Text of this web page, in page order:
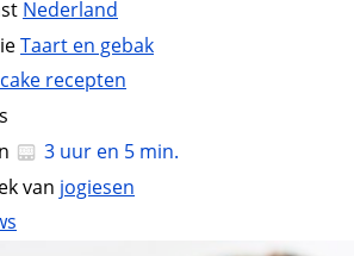
Nederland
Taart en gebak
recepten
3 uur en 5 min.
van jogiesen